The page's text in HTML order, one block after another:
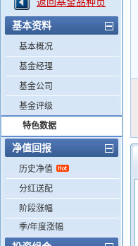
基本资料
基本概况
基金经理
基金公司
基金评级
特色数据
净值回报
历史净值
分红送配
阶段涨幅
季/年度涨幅